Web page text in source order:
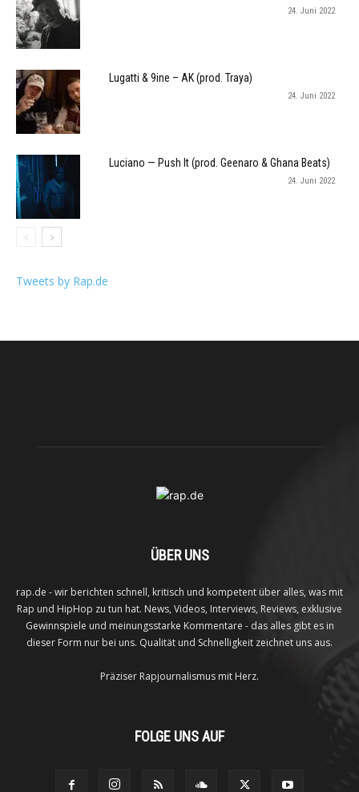
24. Juni 2022
Lugatti & 9ine – AK (prod. Traya)
24. Juni 2022
Luciano — Push It (prod. Geenaro & Ghana Beats)
24. Juni 2022
Tweets by Rap.de
ÜBER UNS
rap.de - wir berichten schnell, kritisch und kompetent über alles, was mit
Rap und HipHop zu tun hat. News, Videos, Interviews, Reviews, exklusive
Gewinnspiele und meinungsstarke Kommentare - das alles gibt es in
dieser Form nur bei uns. Qualität und Schnelligkeit zeichnet uns aus.
Präziser Rapjournalismus mit Herz.
FOLGE UNS AUF